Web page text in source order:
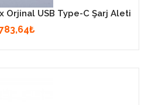
Orjinal USB Type-C Şarj Aleti